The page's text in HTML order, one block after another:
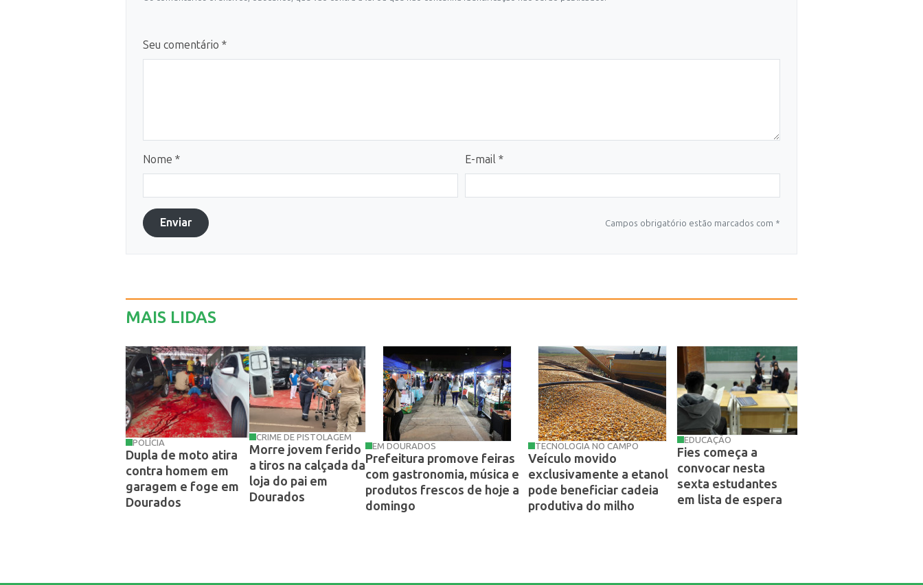
Seu comentário *
Nome * E-mail *
Enviar Campos obrigatório estão marcados com *
MAIS LIDAS
POLÍCIA
Dupla de moto atira
contra homem em
garagem e foge em
Dourados
CRIME DE PISTOLAGEM
Morre jovem ferido
a tiros na calçada da
loja do pai em
Dourados
EM DOURADOS
Prefeitura promove feiras
com gastronomia, música e
produtos frescos de hoje a
domingo
TECNOLOGIA NO CAMPO
Veículo movido
exclusivamente a etanol
pode beneficiar cadeia
produtiva do milho
EDUCAÇÃO
Fies começa a
convocar nesta
sexta estudantes
em lista de espera